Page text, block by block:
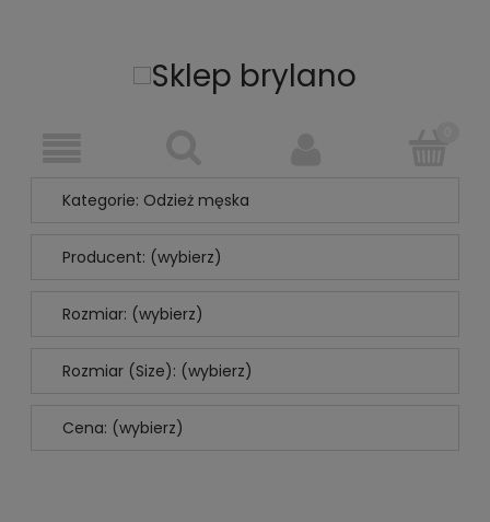
Kategorie: Odzież męska
Producent: (wybierz)
Rozmiar: (wybierz)
Rozmiar (Size): (wybierz)
Cena: (wybierz)